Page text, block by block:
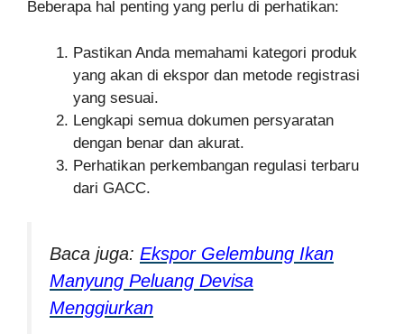
Beberapa hal penting yang perlu di perhatikan:
Pastikan Anda memahami kategori produk
yang akan di ekspor dan metode registrasi
yang sesuai.
Lengkapi semua dokumen persyaratan
dengan benar dan akurat.
Perhatikan perkembangan regulasi terbaru
dari GACC.
Baca juga: Ekspor Gelembung Ikan
Manyung Peluang Devisa
Menggiurkan